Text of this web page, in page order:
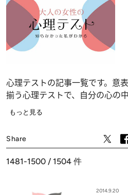
心理テストの記事一覧です。意
揃う心理テストで、自分の心
恋愛、仕事、人間関係の深層心
もっと見る
Share
1481-1500 / 1504 件
2014.9.20